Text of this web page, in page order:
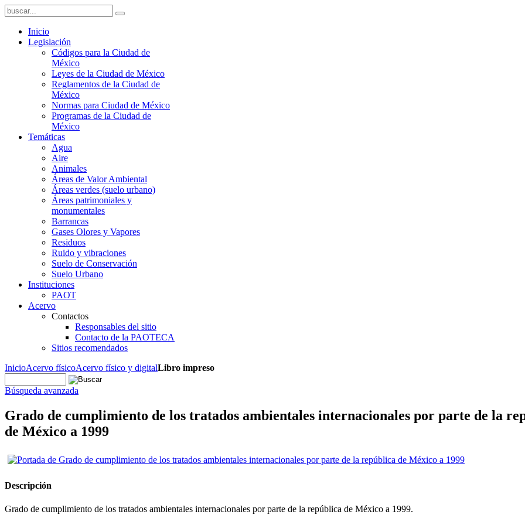
Inicio
Legislación
Códigos para la Ciudad de
México
Leyes de la Ciudad de México
Reglamentos de la Ciudad de
México
Normas para Ciudad de México
Programas de la Ciudad de
México
Temáticas
Agua
Aire
Animales
Áreas de Valor Ambiental
Áreas verdes (suelo urbano)
Áreas patrimoniales y
monumentales
Barrancas
Gases Olores y Vapores
Residuos
Ruido y vibraciones
Suelo de Conservación
Suelo Urbano
Instituciones
PAOT
Acervo
Contactos
Responsables del sitio
Contacto de la PAOTECA
Sitios recomendados
InicioAcervo físicoAcervo físico y digitalLibro impreso
Búsqueda avanzada
Grado de cumplimiento de los tratados ambientales internacionales por parte de la
de México a 1999
Descripción
Grado de cumplimiento de los tratados ambientales internacionales por parte de la república de México a 1999.